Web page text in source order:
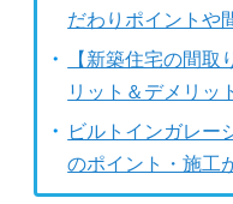
だわりポイントや
【新築住宅の間取
リット＆デメリッ
ビルトインガレー
のポイント・施工